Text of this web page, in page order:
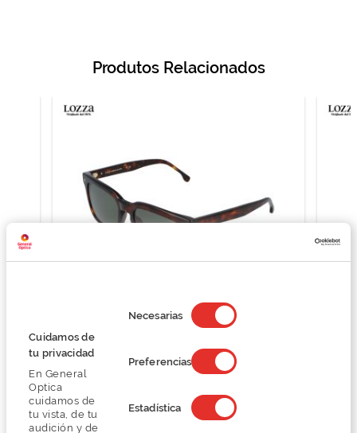
Cuidamos de
tu privacidad
En General
Optica
cuidamos de
tu vista, de tu
audición y de
de
consentimiento
Necesarias
Preferencias
Estadística
Produtos Relacionados
Lozza ISCHIA SL4358
93,00 €
155,00 €